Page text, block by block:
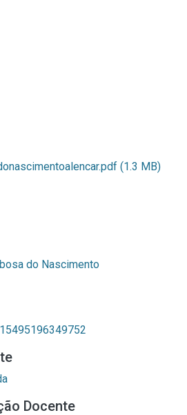
(1.3 MB)
do Nascimento
Docente